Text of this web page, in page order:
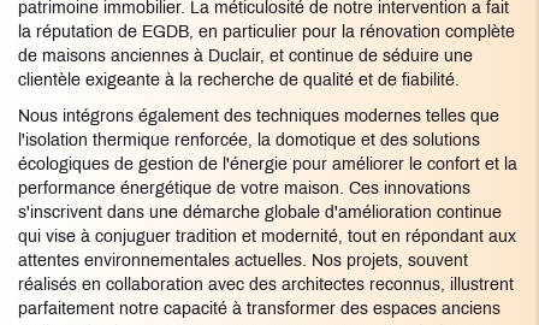
patrimoine immobilier. La méticulosité de notre intervention a fait
la réputation de EGDB, en particulier pour la rénovation complète
de maisons anciennes à Duclair, et continue de séduire une
clientèle exigeante à la recherche de qualité et de fiabilité.
Nous intégrons également des techniques modernes telles que
l'isolation thermique renforcée, la domotique et des solutions
écologiques de gestion de l'énergie pour améliorer le confort et la
performance énergétique de votre maison. Ces innovations
s'inscrivent dans une démarche globale d'amélioration continue
qui vise à conjuguer tradition et modernité, tout en répondant aux
attentes environnementales actuelles. Nos projets, souvent
réalisés en collaboration avec des architectes reconnus, illustrent
parfaitement notre capacité à transformer des espaces anciens